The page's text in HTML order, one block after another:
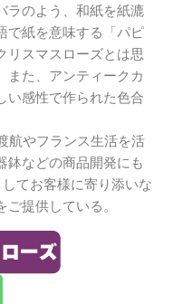
ラのよう、和紙を紙漉
で紙を意味する「パピ
リスマスローズとは思
また、アンティークカ
い感性で作られた色合
航やフランス生活を活
鉢などの商品開発にも
てお客様に寄り添いな
提供している。